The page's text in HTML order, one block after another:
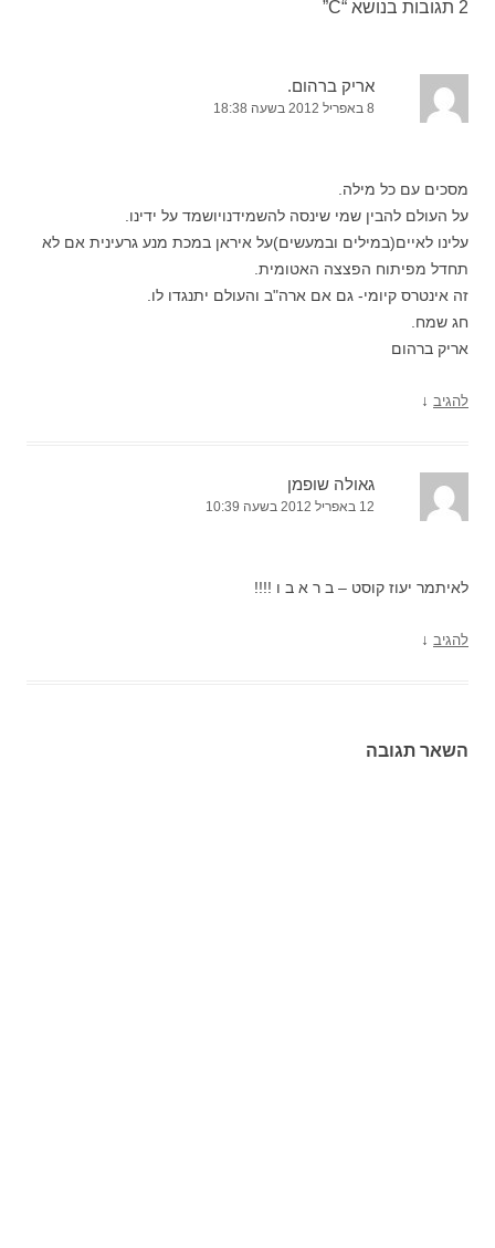
2 תגובות בנושא “ C
”
אריק ברהום.
8 באפריל 2012 בשעה 18:38
מסכים עם כל מילה.
על העולם להבין שמי שינסה להשמידנויושמד על ידינו.
עלינו לאיים(במילים ובמעשים)על איראן במכת מנע גרעינית אם לא
תחדל מפיתוח הפצצה האטומית.
זה אינטרס קיומי- גם אם ארה"ב והעולם יתנגדו לו.
חג שמח.
אריק ברהום
להגיב ↓
גאולה שופמן
12 באפריל 2012 בשעה 10:39
לאיתמר יעוז קוסט – ב ר א ב ו !!!!
להגיב ↓
השאר תגובה